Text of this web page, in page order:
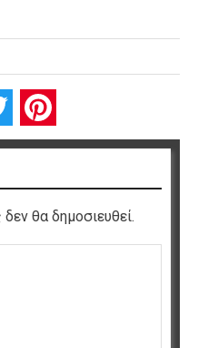
Twitter
θα δημοσιευθεί.